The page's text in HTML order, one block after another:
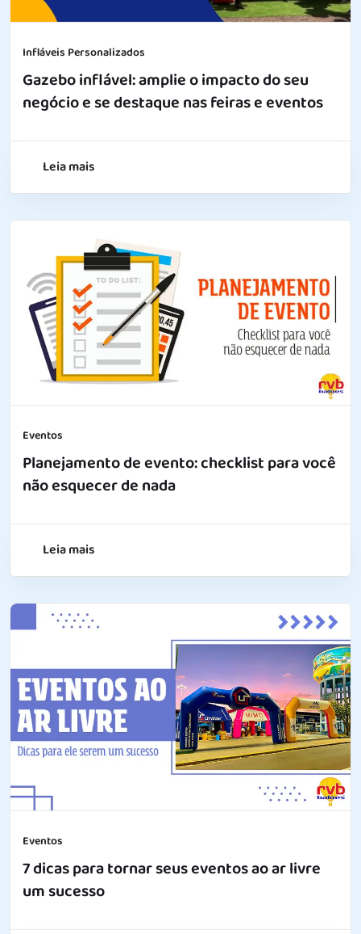
Infláveis Personalizados
Gazebo inflável: amplie o impacto do seu
negócio e se destaque nas feiras e eventos
Leia mais
Eventos
Planejamento de evento: checklist para você
não esquecer de nada
Leia mais
Eventos
7 dicas para tornar seus eventos ao ar livre
um sucesso